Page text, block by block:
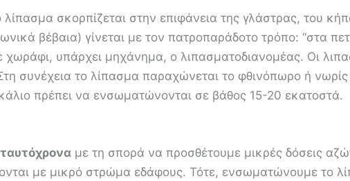
σκορπίζεται στην επιφάνεια της γλάστρας, του
βέβαια) γίνεται με τον πατροπαράδοτο τρόπο: “στα
χωράφι, υπάρχει μηχάνημα, ο λιπασματοδιανομέας. Οι
συνέχεια το λίπασμα παραχώνεται το φθινόπωρο ή νωρίς
πρέπει να ενσωματώνονται σε βάθος 15-20 εκατοστά.
ταυτόχρονα με τη σπορά να προσθέτουμε μικρές δόσεις
με μικρό στρώμα εδάφους. Τότε, ενσωματώνουμε το